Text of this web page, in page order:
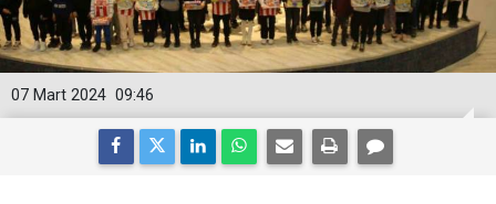
09:46
07 Mart 2024